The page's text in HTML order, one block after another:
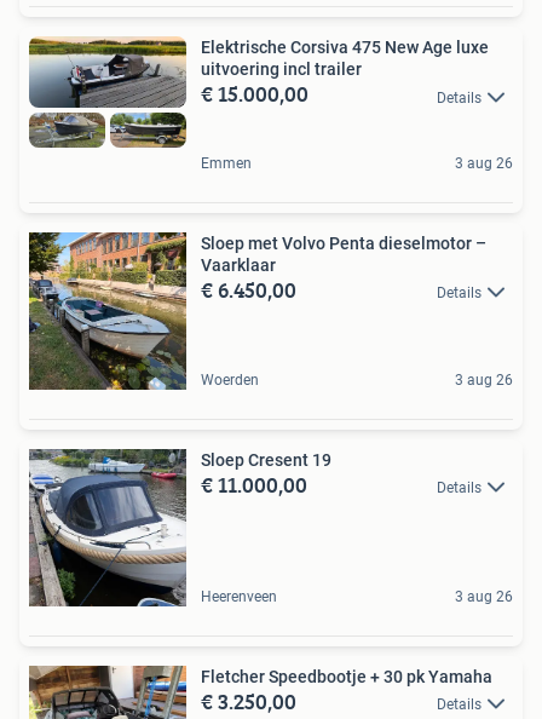
Elektrische Corsiva 475 New Age luxe
uitvoering incl trailer
€ 15.000,00 Details
Emmen 3 aug 26
Sloep met Volvo Penta dieselmotor –
Vaarklaar
€ 6.450,00 Details
Woerden 3 aug 26
Sloep Cresent 19
€ 11.000,00 Details
Heerenveen 3 aug 26
Fletcher Speedbootje + 30 pk Yamaha
€ 3.250,00 Details